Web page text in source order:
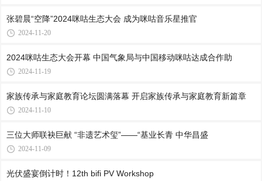
张碧晨“空降”2024咪咕生态大会 成为咪咕音乐星推官
2024-11-20
2024咪咕生态大会开幕 中国气象局与中国移动咪咕达成合作助
2024-11-19
家族传承与家庭教育论坛圆满落幕 开启家族传承与家庭教育新篇章
2024-11-10
三位大师联袂巨献 “非遗艺术玺”——“基业长青 中华昌盛
2024-11-09
光伏盛宴倒计时！12th bifi PV Workshop